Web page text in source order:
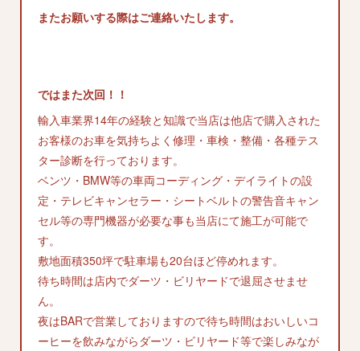
またお願いする際はご連絡いたします。
ではまた次回！！
輸入車業界14年の経験と知識で当店は他店で購入された
お客様のお車を気持ちよく修理・車検・整備・各種テス
ター診断を行っております。
ベンツ・BMW等の車両コーディング・デイライトの設
定・テレビキャンセラー・シートベルトの警告音キャン
セル等の専門機器が必要な事も当店にて施工が可能で
す。
敷地面積350坪で駐車場も20台ほど停めれます。
待ち時間は店内でダーツ・ビリヤードで退屈させませ
ん。
夜はBARで営業しておりますので待ち時間はおいしいコ
ーヒーを飲みながらダーツ・ビリヤード等で楽しみなが